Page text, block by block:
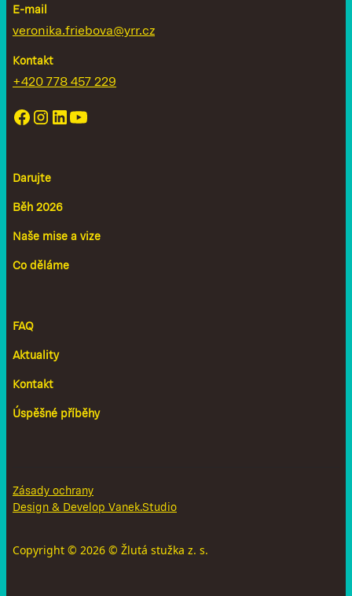
E-mail
veronika.friebova@yrr.cz
Kontakt
+420 778 457 229
Darujte
Běh 2026
Naše mise a vize
Co děláme
FAQ
Aktuality
Kontakt
Úspěšné příběhy
Copyright © 2026 © Žlutá stužka z. s.
Zásady ochrany
Design & Develop Vanek.Studio